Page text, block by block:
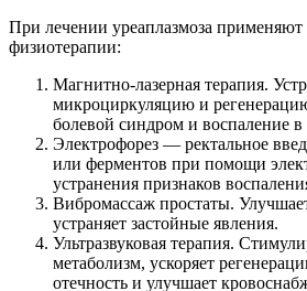
При лечении уреаплазмоза
физиотерапии:
Магнитно-лазерная терапия.
микроциркуляцию и
болевой синдром и воспаление в
Электрофорез — ректальное
или ферментов при помощи
устранения признаков
Вибромассаж простаты.
устраняет застойные явления.
Ультразвуковая терапия.
метаболизм, ускоряет
отечность и улучшает